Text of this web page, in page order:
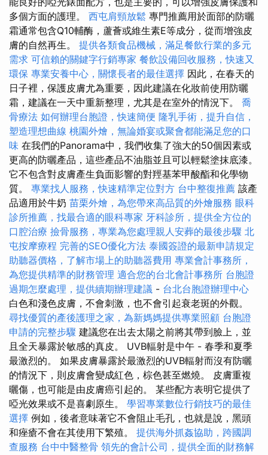
多個方面的護理。 西屯肩頸放鬆 專門推薦用於面部的防曬
霜通常包含Q10輔酶，蘆薈或維生素E等成分，從而增強皮
膚的自然再生。 提供各類食品機械，滿足餐飲行業的多元
需求 可信賴的關鍵字行銷專家 餐飲設備回收服務，快速又
環保 專業安養中心，關懷長者的最佳選擇 因此，在春天的
日子裡，保護皮膚尤為重要，因此建議在化妝前使用防曬
霜，建議在一天中重新整理，尤其是在室外的情況下。 喬
骨療法 如何辦理台胞證，快速簡便 隆乳手術，提升自信，
塑造理想曲線 桃園外燴，無論婚宴或聚會都能滿足您的口
味 在我們的Panorama中，我們收集了強大的50個因素或
更高的防曬產品，這些產品不油脂並且可以輕鬆塗抹底漆。
它不包含對皮膚產生負面影響的對羥基苯甲酸酯和化學物
質。 專業找人服務，快速精準定位對方 台中整復推薦 該產
品適用於牛奶 苗栗外燴，為您帶來高品質的外燴服務 眼科
診所推薦，找最合適的眼科專家 牙科診所，提供全方位的
口腔治療 撿骨服務，專業為您處理親人安葬的最後步驟 北
屯按摩療程 完善的SEO優化方法 泰國簽證的最新申請規定
助聽器價格，了解市場上的助聽器費用 專業會計事務所，
為您提供精準的財務管理 適合您的台北會計事務所 台胞證
過期怎麼處理，提供續期辦理建議 - 台北台胞證辦理中心
白色和淺色皮膚，不會刺激，也不會引起衰老斑的外觀。
尋找優質的產後護理之家，為新媽媽提供專業照顧 台胞證
申請的完整步驟 建議您在出去太陽之前將其帶到臉上，並
且全天暴露於敏感的真皮。 UVB輻射是中午 - 春季和夏季
最激烈的。 如果皮膚暴露於最激烈的UVB輻射而沒有防曬
的情況下，則皮膚會變成紅色，棕色甚至燃燒。 皮膚重複
曬傷，也可能是由皮膚癌引起的。 某些配方表明它提供了
啞光效果或不是喜劇原生。 學習專業數位行銷技巧的最佳
選擇 例如，後者意味著它不會阻止毛孔，也就是說，黑頭
和痤瘡不會在其使用下繁殖。 提供海外抓姦協助，跨國調
查服務 台中中醫整骨 領先的會計公司，提供全面的財務解